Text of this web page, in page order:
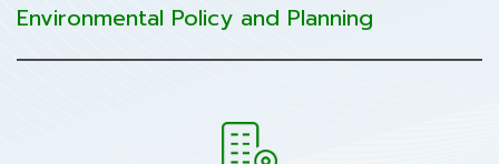
Environmental Policy and Planning